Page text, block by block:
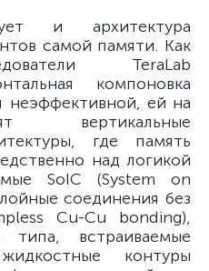
и архитектура
самой памяти. Как
TeraLab
компоновка
неэффективной, ей на
вертикальные
где память
над логикой
SoIC (System on
соединения без
Cu-Cu bonding),
типа, встраиваемые
контуры